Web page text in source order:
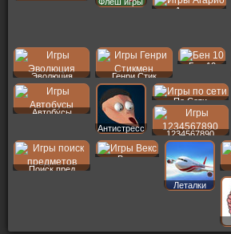
Агарио
Эволюция Генри Стик
Бен 10
Автобусы
Антистресс
По Сети
1234567890
Поиск пред
Векс
Леталки